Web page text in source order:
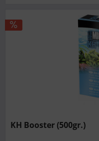
KH Booster (500gr.)